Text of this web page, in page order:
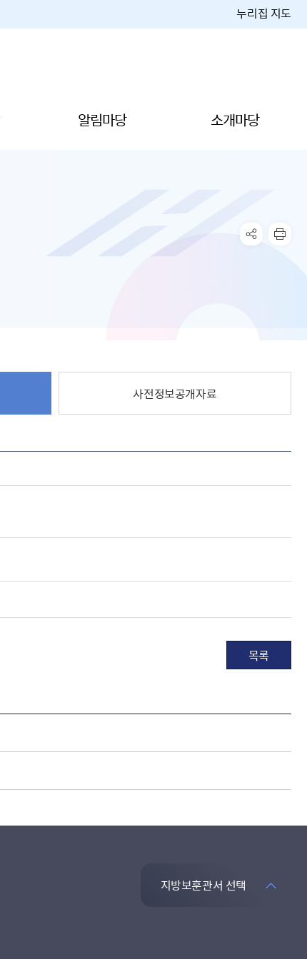
누리집 지도
알림마당 소개마당
사전정보공개자료
목록
지방보훈관서 선택